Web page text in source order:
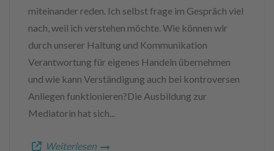
miteinander reden. Ich selbst frage im Gespräch viel
nach, weil ich verstehen möchte. Wie können wir
durch unserer Haltung und Kommunikation
Verantwortung für eigenes Handeln übernehmen
und wie kann Verständigung auch bei kontroversen
Anliegen funktionieren?Die Ausbildung zur
Mediatorin hat sich...
Weiterlesen